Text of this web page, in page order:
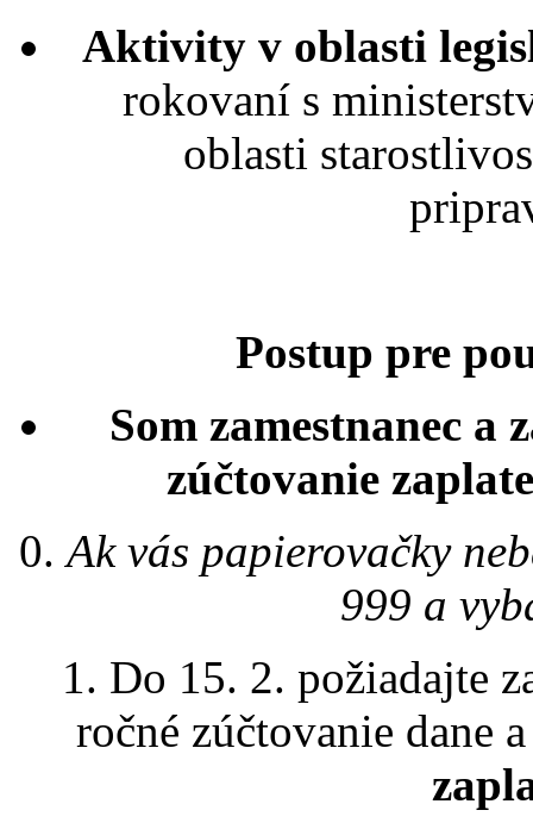
Aktivity v oblasti
rokovaní s
oblasti
Postup pre
Som zamestnanec
zúčtovanie
0.Ak vás papierovačky
999 a
1. Do 15. 2. požiadajte
ročné zúčtovanie dane